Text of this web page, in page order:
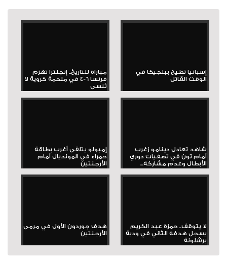
إسبانيا تطيح ببلجيكا في
الوقت القاتل
مباراة للتاريخ.. إنجلترا تهزم
فرنسا 6-4 في ملحمة كروية لا
تُنسى
شاهد تعادل دينامو زغرب
أمام ثون في تصفيات دوري
الأبطال وعدم مشاركة...
إمبولو يتلقى أغرب بطاقة
حمراء في المونديال أمام
الأرجنتين
لا يتوقف.. حمزة عبد الكريم
يسجل هدفه الثاني في ودية
برشلونة
هدف جوردون الأول في مرمى
الأرجنتين